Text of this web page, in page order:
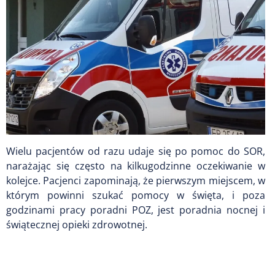
Wielu pacjentów od razu udaje się po pomoc do SOR,
narażając się często na kilkugodzinne oczekiwanie w
kolejce. Pacjenci zapominają, że pierwszym miejscem, w
którym powinni szukać pomocy w święta, i poza
godzinami pracy poradni POZ, jest poradnia nocnej i
świątecznej opieki zdrowotnej.